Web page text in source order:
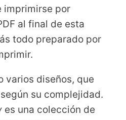
imprimirse por
al final de esta
todo preparado por
varios diseños, que
su complejidad.
es una colección de